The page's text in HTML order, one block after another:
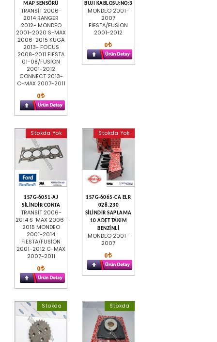
MAP SENSÖRÜ
TRANSİT 2006-
2014 RANGER
2012- MONDEO
2001-2020 S-MAX
2006-2015 KUGA
2013- FOCUS
2008-2011 FİESTA
01-08/FUSİON
2001-2012
CONNECT 2013-
C-MAX 2007-2011
0
BUJI KABLOSU:NO:3
MONDEO 2001-
2007
FİESTA/FUSİON
2001-2012
0
Stokda Yok
1S7G-6051-AJ
SİLİNDİR CONTA
TRANSİT 2006-
2014 S-MAX 2006-
2015 MONDEO
2001-2014
FİESTA/FUSİON
2001-2012 C-MAX
2007-2011
0
Stokda Yok
1S7G-6065-CA ELR
028.230
SİLİNDİR SAPLAMA
10 ADET TAKIM
BENZİNLİ
MONDEO 2001-
2007
0
Stokda Stokda